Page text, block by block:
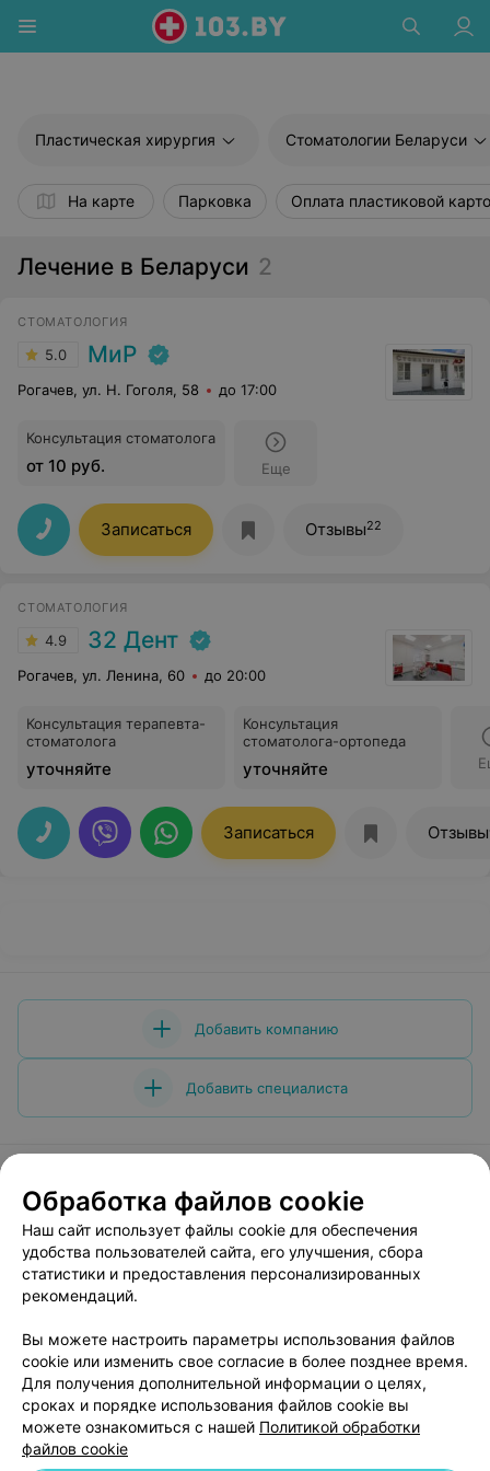
Пластическая хирургия Стоматологии Беларуси
На карте Парковка Оплата пластиковой
Лечение в Беларуси 2
СТОМАТОЛОГИЯ
5.0 МиР
Рогачев, ул. Н. Гоголя, 58 до 17:00
Консультация стоматолога
от 10 руб. Еще
Записаться Отзывы22
СТОМАТОЛОГИЯ
4.9 32 Дент
Рогачев, ул. Ленина, 60 до 20:00
Консультация терапевта-
стоматолога
уточняйте
Консультация
стоматолога-ортопеда
уточняйте
Записаться Отзывы
Добавить компанию
Добавить специалиста
О проекте Новости проекта
Размещение рекламы
Медицинский маркетинг
Публичный договор
Пользовательское соглашение
Способы оплаты
Написать руководителю 103.by
Написать в поддержку
Персональные настройки cookie
Обработка персональных данных
Обработка файлов cookie
Наш сайт использует файлы cookie для обеспечения
удобства пользователей сайта, его улучшения, сбора
статистики и предоставления персонализированных
рекомендаций.
Вы можете настроить параметры использования файлов
cookie или изменить свое согласие в более позднее время.
Для получения дополнительной информации о целях,
сроках и порядке использования файлов cookie вы
можете ознакомиться с нашей Политикой обработки
файлов cookie